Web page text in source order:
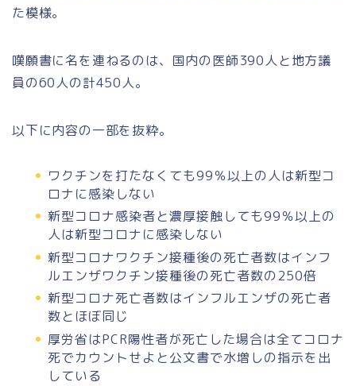
た模様。
嘆願書に名を連ねるのは、国内の医師390人と地方議
員の60人の計450人。
以下に内容の一部を抜粋。
ワクチンを打たなくても99％以上の人は新型コ
ロナに感染しない
新型コロナ感染者と濃厚接触しても99％以上の
人は新型コロナに感染しない
新型コロナワクチン接種後の死亡者数はインフ
ルエンザワクチン接種後の死亡者数の250倍
新型コロナ死亡者数はインフルエンザの死亡者
数とほぼ同じ
厚労省はPCR陽性者が死亡した場合は全てコロナ
死でカウントせよと公文書で水増しの指示を出
している